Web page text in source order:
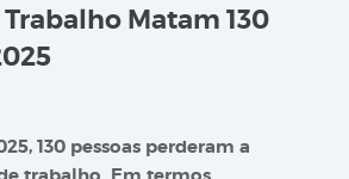
Matam 130
130 pessoas perderam a